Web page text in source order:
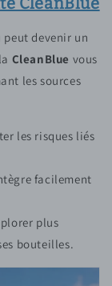
peut devenir un
CleanBlue vous
les sources
les risques liés
facilement
plus
bouteilles.